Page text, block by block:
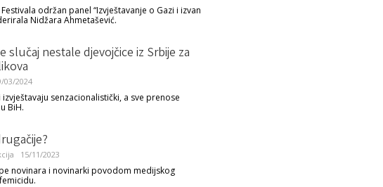
održan panel “Izvještavanje o Gazi i izvan
Nidžara Ahmetašević.
slučaj nestale djevojčice iz Srbije za
03/2024
senzacionalistički, a sve prenose
BiH.
15/11/2023
novinara i novinarki povodom medijskog